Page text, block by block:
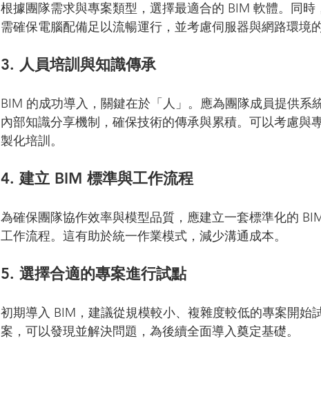
根據團隊需求與專案類型，選擇最適合的 BIM 軟體。同時
需確保電腦配備足以流暢運行，並考慮伺服器與網路環境的
3. 人員培訓與知識傳承
BIM 的成功導入，關鍵在於「人」。應為團隊成員提供系
內部知識分享機制，確保技術的傳承與累積。可以考慮與
製化培訓。
4. 建立 BIM 標準與工作流程
為確保團隊協作效率與模型品質，應建立一套標準化的
工作流程。這有助於統一作業模式，減少溝通成本。
5. 選擇合適的專案進行試點
初期導入 BIM，建議從規模較小、複雜度較低的專案開始
案，可以發現並解決問題，為後續全面導入奠定基礎。